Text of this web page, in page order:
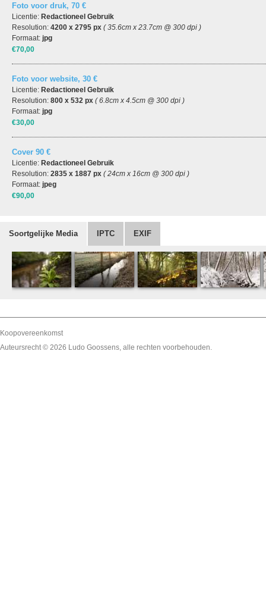
Foto voor druk, 70 €
Licentie: Redactioneel Gebruik
Resolution: 4200 x 2795 px ( 35.6cm x 23.7cm @ 300 dpi )
Formaat: jpg
€70,00
Foto voor website, 30 €
Licentie: Redactioneel Gebruik
Resolution: 800 x 532 px ( 6.8cm x 4.5cm @ 300 dpi )
Formaat: jpg
€30,00
Cover 90 €
Licentie: Redactioneel Gebruik
Resolution: 2835 x 1887 px ( 24cm x 16cm @ 300 dpi )
Formaat: jpeg
€90,00
Soortgelijke Media IPTC EXIF
Koopovereenkomst
Auteursrecht © 2026 Ludo Goossens, alle rechten voorbehouden.